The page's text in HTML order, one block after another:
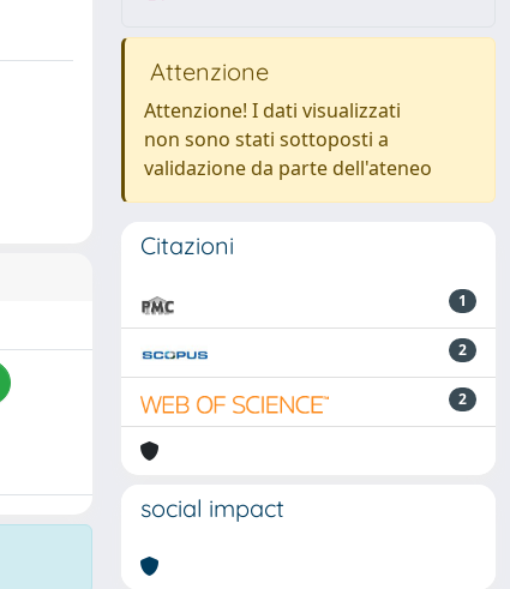
Attenzione
Attenzione! I dati visualizzati
non sono stati sottoposti a
validazione da parte dell'ateneo
Citazioni
1
2
2
social impact